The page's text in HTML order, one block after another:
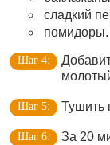
сладкий
помидоры.
Тушить
За 20